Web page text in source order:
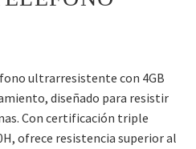
ultrarresistente con 4GB
diseñado para resistir
Con certificación triple
ofrece resistencia superior al